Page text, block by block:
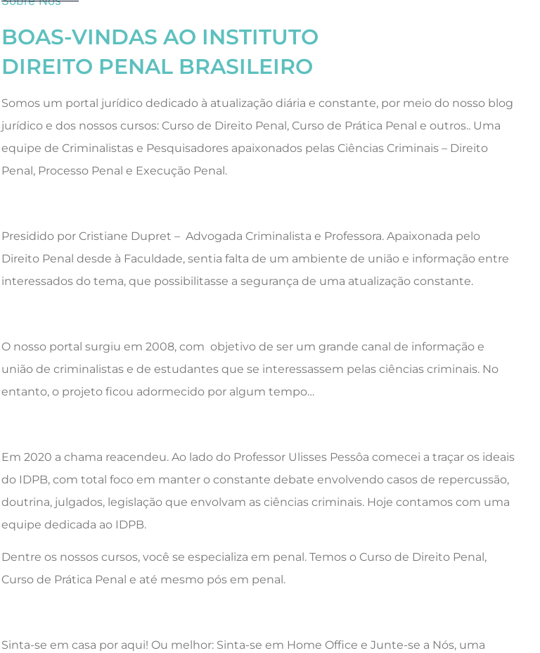
BOAS-VINDAS AO INSTITUTO
DIREITO PENAL BRASILEIRO
Somos um portal jurídico dedicado à atualização diária e constante, por meio do nosso blog
jurídico e dos nossos cursos: Curso de Direito Penal, Curso de Prática Penal e outros.. Uma
equipe de Criminalistas e Pesquisadores apaixonados pelas Ciências Criminais – Direito
Penal, Processo Penal e Execução Penal.
Presidido por Cristiane Dupret – Advogada Criminalista e Professora. Apaixonada pelo
Direito Penal desde à Faculdade, sentia falta de um ambiente de união e informação entre
interessados do tema, que possibilitasse a segurança de uma atualização constante.
O nosso portal surgiu em 2008, com objetivo de ser um grande canal de informação e
união de criminalistas e de estudantes que se interessassem pelas ciências criminais. No
entanto, o projeto ficou adormecido por algum tempo…
Em 2020 a chama reacendeu. Ao lado do Professor Ulisses Pessôa comecei a traçar os ideais
do IDPB, com total foco em manter o constante debate envolvendo casos de repercussão,
doutrina, julgados, legislação que envolvam as ciências criminais. Hoje contamos com uma
equipe dedicada ao IDPB.
Dentre os nossos cursos, você se especializa em penal. Temos o Curso de Direito Penal,
Curso de Prática Penal e até mesmo pós em penal.
Sinta-se em casa por aqui! Ou melhor: Sinta-se em Home Office e Junte-se a Nós, uma